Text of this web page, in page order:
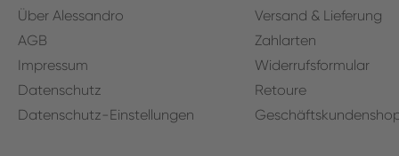
Über Alessandro
AGB
Impressum
Datenschutz
Datenschutz-Einstellungen
Versand & Lieferung
Zahlarten
Widerrufsformular
Retoure